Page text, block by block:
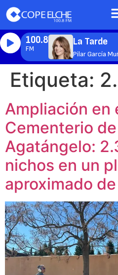
100.8
FM
La Tarde
Pilar García
Etiqueta:
Ampliación en
Cementerio
Agatángelo:
nichos en un
aproximado